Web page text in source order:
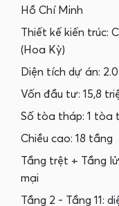
Hồ Chí Minh
Thiết kế kiến trúc:
(Hoa Kỳ)
Diện tích dự án:
Vốn đầu tư: 15,8
Số tòa tháp: 1 tòa
Chiều cao: 18 tầng
Tầng trệt + Tầng
mại
Tầng 2 - Tầng 11: